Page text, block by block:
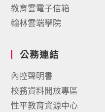
教育雲電子信箱
翰林雲端學院
公務連結
內控聲明書
校務資料開放專區
性平教育資源中心